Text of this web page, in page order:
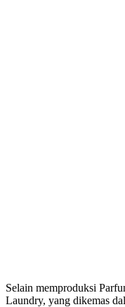
Selain memproduksi
Laundry, yang dikemas